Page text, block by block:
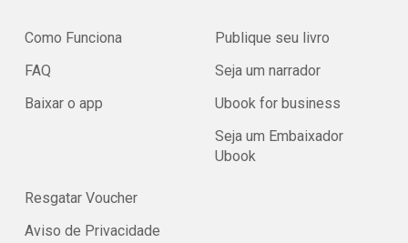
Como Funciona
FAQ
Baixar o app
Publique seu livro
Seja um narrador
Ubook for business
Seja um Embaixador
Ubook
Resgatar Voucher
Aviso de Privacidade